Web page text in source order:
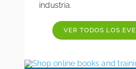
industria.
VER TODOS LOS